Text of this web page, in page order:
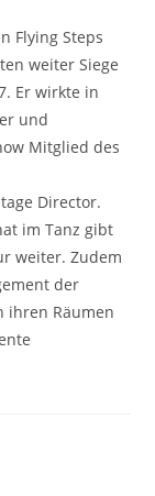
Flying Steps
weiter Siege
Er wirkte in
und
Mitglied des
Director.
im Tanz gibt
weiter. Zudem
der
ihren Räumen